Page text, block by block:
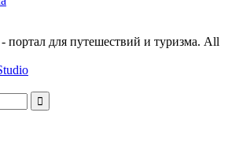
для путешествий и туризма. All